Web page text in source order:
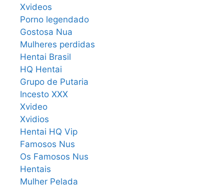
Xvideos
Porno legendado
Gostosa Nua
Mulheres perdidas
Hentai Brasil
HQ Hentai
Grupo de Putaria
Incesto XXX
Xvideo
Xvidios
Hentai HQ Vip
Famosos Nus
Os Famosos Nus
Hentais
Mulher Pelada